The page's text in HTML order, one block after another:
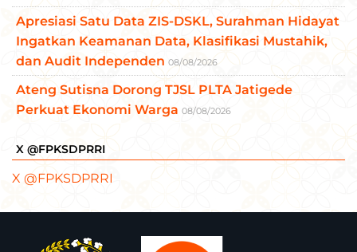
Apresiasi Satu Data ZIS-DSKL, Surahman Hidayat
Ingatkan Keamanan Data, Klasifikasi Mustahik,
dan Audit Independen 08/08/2026
Ateng Sutisna Dorong TJSL PLTA Jatigede
Perkuat Ekonomi Warga 08/08/2026
X @FPKSDPRRI
X @FPKSDPRRI